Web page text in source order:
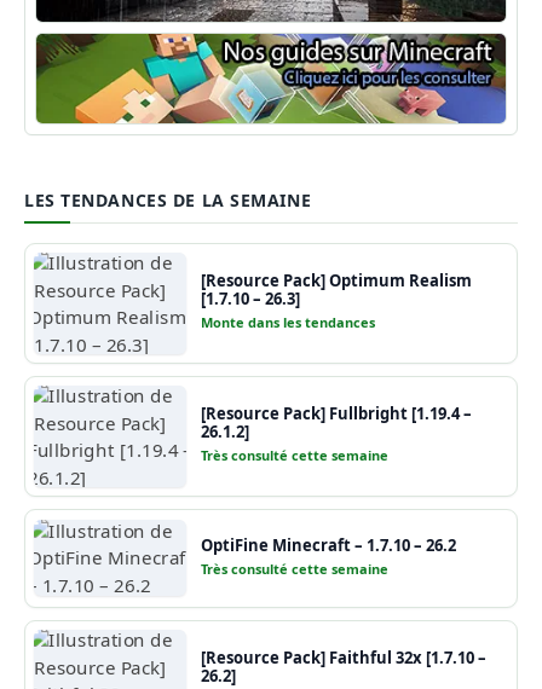
Shaders Minecraft
Guide Minecraft
LES TENDANCES DE LA SEMAINE
[Resource Pack] Optimum Realism
[1.7.10 – 26.3]
Monte dans les tendances
[Resource Pack] Fullbright [1.19.4 –
26.1.2]
Très consulté cette semaine
OptiFine Minecraft – 1.7.10 – 26.2
Très consulté cette semaine
[Resource Pack] Faithful 32x [1.7.10 –
26.2]